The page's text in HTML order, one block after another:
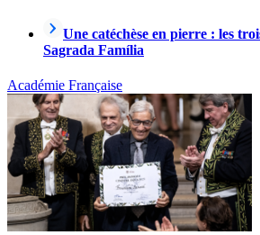
Une catéchèse en pierre : les
Sagrada Família
Académie Française